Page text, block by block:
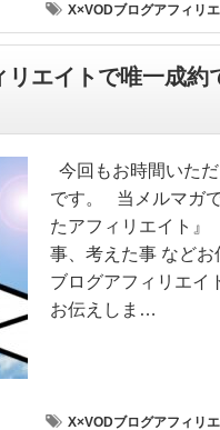
X×VODブログアフィリ
エイトで唯一成約
今回もお時間いた
です。 当メルマガ
たアフィリエイト
事、考えた事 など
ブログアフィリエイ
お伝えしま…
X×VODブログアフィリ